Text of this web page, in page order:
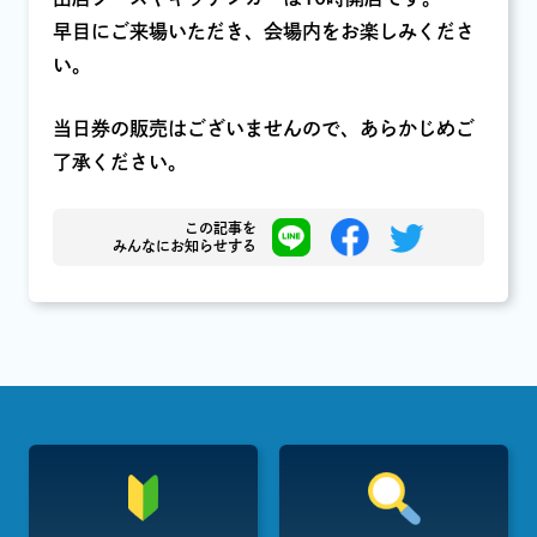
早目にご来場いただき、会場内をお楽しみくださ
い。
当日券の販売はございませんので、あらかじめご
了承ください。
この記事を
みんなにお知らせする